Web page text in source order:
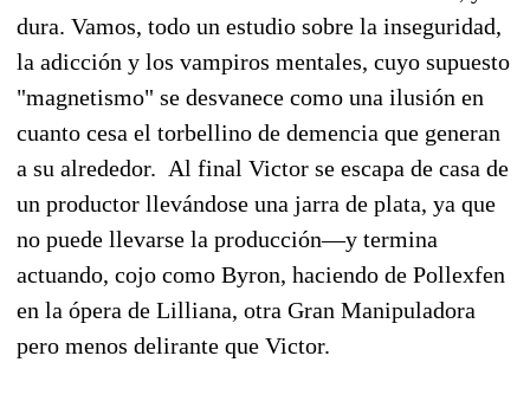
dura. Vamos, todo un estudio sobre la inseguridad,
la adicción y los vampiros mentales, cuyo supuesto
"magnetismo" se desvanece como una ilusión en
cuanto cesa el torbellino de demencia que generan
a su alrededor. Al final Victor se escapa de casa de
un productor llevándose una jarra de plata, ya que
no puede llevarse la producción—y termina
actuando, cojo como Byron, haciendo de Pollexfen
en la ópera de Lilliana, otra Gran Manipuladora
pero menos delirante que Victor.